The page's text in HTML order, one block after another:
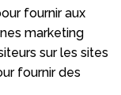
fournir aux
marketing
sur les sites
fournir des